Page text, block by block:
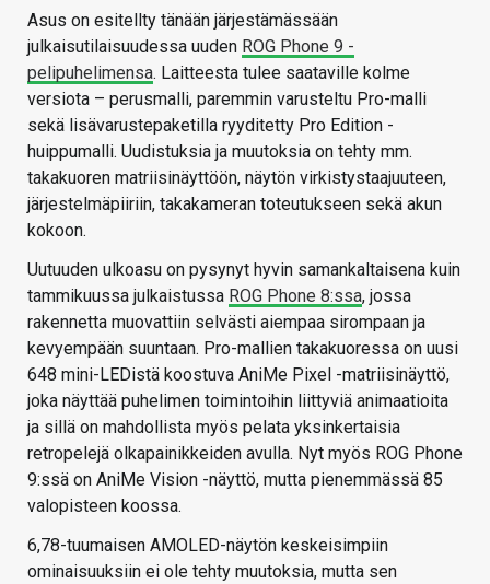
Asus on esitellty tänään järjestämässään
julkaisutilaisuudessa uuden ROG Phone 9 -
pelipuhelimensa. Laitteesta tulee saataville kolme
versiota – perusmalli, paremmin varusteltu Pro-malli
sekä lisävarustepaketilla ryyditetty Pro Edition -
huippumalli. Uudistuksia ja muutoksia on tehty mm.
takakuoren matriisinäyttöön, näytön virkistystaajuuteen,
järjestelmäpiiriin, takakameran toteutukseen sekä akun
kokoon.
Uutuuden ulkoasu on pysynyt hyvin samankaltaisena kuin
tammikuussa julkaistussa ROG Phone 8:ssa, jossa
rakennetta muovattiin selvästi aiempaa sirompaan ja
kevyempään suuntaan. Pro-mallien takakuoressa on uusi
648 mini-LEDistä koostuva AniMe Pixel -matriisinäyttö,
joka näyttää puhelimen toimintoihin liittyviä animaatioita
ja sillä on mahdollista myös pelata yksinkertaisia
retropelejä olkapainikkeiden avulla. Nyt myös ROG Phone
9:ssä on AniMe Vision -näyttö, mutta pienemmässä 85
valopisteen koossa.
6,78-tuumaisen AMOLED-näytön keskeisimpiin
ominaisuuksiin ei ole tehty muutoksia, mutta sen